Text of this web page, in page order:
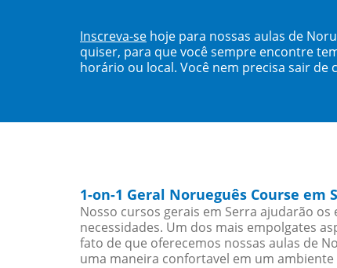
Inscreva-se hoje para nossas aulas de
quiser, para que você sempre encontre
horário ou local. Você nem precisa sair
1-on-1 Geral Norueguês Course em
Nosso cursos gerais em Serra ajudarão
necessidades. Um dos mais empolgates
fato de que oferecemos nossas aulas de
uma maneira confortavel em um ambiente